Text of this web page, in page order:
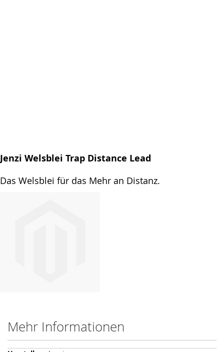
Jenzi Welsblei Trap Distance Lead
Das Welsblei für das Mehr an Distanz.
Mehr Informationen